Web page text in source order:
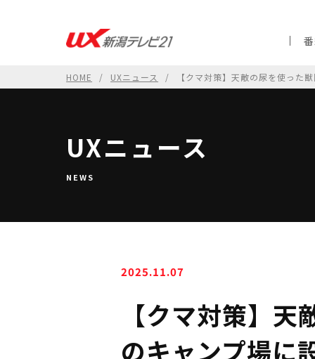
HOME UXニュース 【クマ対策】天敵の尿を使った
UXニュース
NEWS
2025.11.07
【クマ対策】
のキャンプ場に